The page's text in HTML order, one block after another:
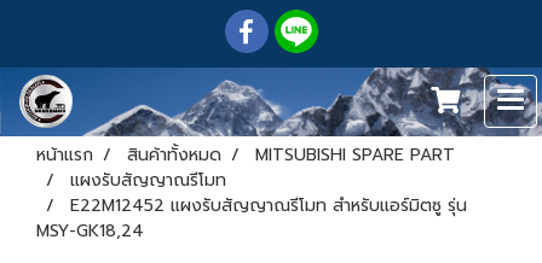
หน้าแรก สินค้าทั้งหมด
MITSUBISHI SPARE PART
แผงรับสัญญาณรีโมท
E22M12452 แผงรับสัญญาณรีโมท สำหรับแอร์มิตซู รุ่น
MSY-GK18,24